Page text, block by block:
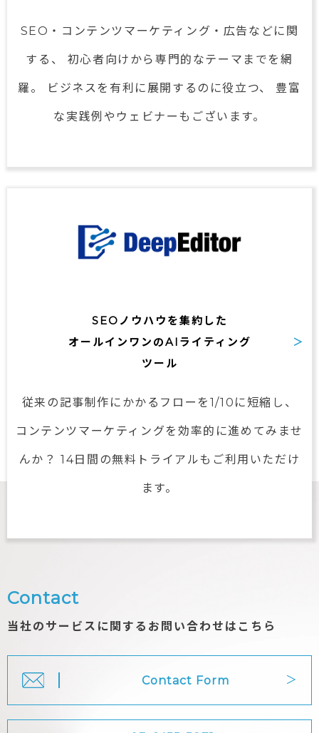
SEO・コンテンツマーケティング・ 広告などに関
する、 初心者向けから専門的なテーマまでを網
羅。 ビジネスを有利に展開するのに役立つ、 豊富
な実践例やウェビナーもございます。
SEOノウハウを集約した
オールインワンのAIライティング
ツール
従来の記事制作にかかるフローを1/10に短縮し、
コンテンツマーケティングを 効率的に進めてみませ
んか？ 14日間の無料トライアルもご利用いただけ
ます。
Contact
当社のサービスに関するお問い合わせはこちら
Contact Form